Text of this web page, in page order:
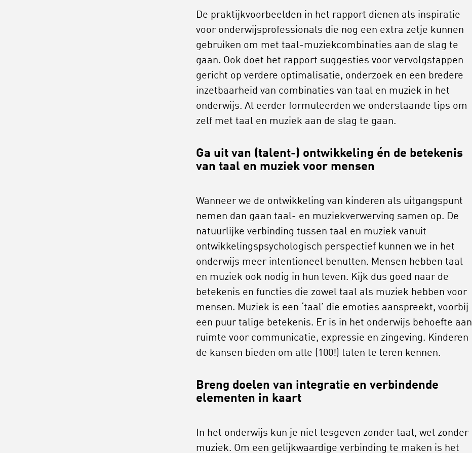
De praktijkvoorbeelden in het rapport dienen als inspiratie
voor onderwijsprofessionals die nog een extra zetje kunnen
gebruiken om met taal-muziekcombinaties aan de slag te
gaan. Ook doet het rapport suggesties voor vervolgstappen
gericht op verdere optimalisatie, onderzoek en een bredere
inzetbaarheid van combinaties van taal en muziek in het
onderwijs. Al eerder formuleerden we onderstaande tips om
zelf met taal en muziek aan de slag te gaan.
Ga uit van (talent-) ontwikkeling én de betekenis
van taal en muziek voor mensen
Wanneer we de ontwikkeling van kinderen als uitgangspunt
nemen dan gaan taal- en muziekverwerving samen op. De
natuurlijke verbinding tussen taal en muziek vanuit
ontwikkelingspsychologisch perspectief kunnen we in het
onderwijs meer intentioneel benutten. Mensen hebben taal
en muziek ook nodig in hun leven. Kijk dus goed naar de
betekenis en functies die zowel taal als muziek hebben voor
mensen. Muziek is een ‘taal’ die emoties aanspreekt, voorbij
een puur talige betekenis. Er is in het onderwijs behoefte aan
ruimte voor communicatie, expressie en zingeving. Kinderen
de kansen bieden om alle (100!) talen te leren kennen.
Breng doelen van integratie en verbindende
elementen in kaart
In het onderwijs kun je niet lesgeven zonder taal, wel zonder
muziek. Om een gelijkwaardige verbinding te maken is het